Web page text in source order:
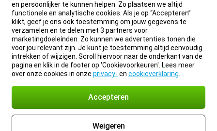
en persoonlijker te kunnen helpen. Zo plaatsen we altijd
functionele en analytische cookies. Als je op “Accepteren”
klikt, geef je ons ook toestemming om jouw gegevens te
verzamelen en te delen met 3 partners voor
marketingdoeleinden. Zo kunnen we advertenties tonen die
voor jou relevant zijn. Je kunt je toestemming altijd eenvoudig
intrekken of wijzigen. Scroll hiervoor naar de onderkant van de
pagina en klik in de footer op 'Cookievoorkeuren'. Lees meer
over onze cookies in onze privacy- en cookieverklaring
Accepteren
Weigeren